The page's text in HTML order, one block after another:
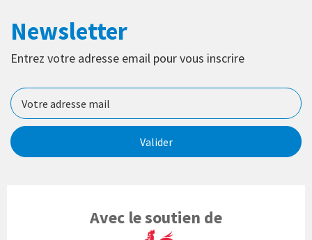
Newsletter
Entrez votre adresse email pour vous inscrire
Valider
Avec le soutien de